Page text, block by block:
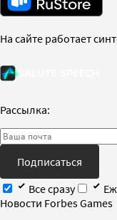
На сайте работает
Рассылка:
Подписаться
Все сразу
Новости Forbes Games